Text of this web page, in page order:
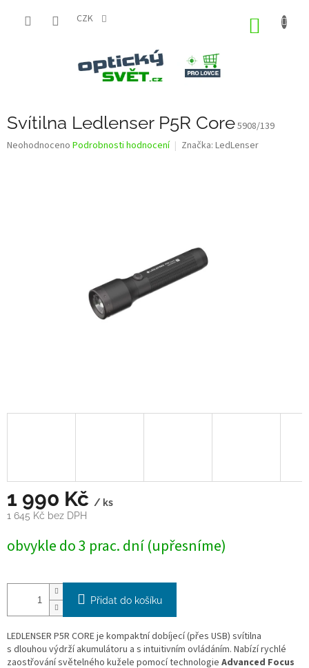
CZK
Svítilna Ledlenser P5R Core5908/139
Průměrné
Neohodnoceno Podrobnosti hodnocení Značka: LedLenser
1 990 Kč / ks
1 645 Kč bez DPH
cena:
obvykle do 3 prac. dní (upřesníme)
Přidat do košíku
LEDLENSER P5R CORE je kompaktní dobíjecí (přes USB) svítilna
s dlouhou výdrží akumulátoru a s intuitivním ovládáním. Nabízí rychlé
zaostřování světelného kužele pomocí technologie Advanced Focus